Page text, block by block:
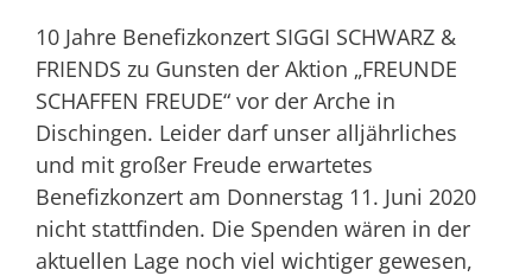
10 Jahre Benefizkonzert SIGGI SCHWARZ &
FRIENDS zu Gunsten der Aktion „FREUNDE
SCHAFFEN FREUDE“ vor der Arche in
Dischingen. Leider darf unser alljährliches
und mit großer Freude erwartetes
Benefizkonzert am Donnerstag 11. Juni 2020
nicht stattfinden. Die Spenden wären in der
aktuellen Lage noch viel wichtiger gewesen,